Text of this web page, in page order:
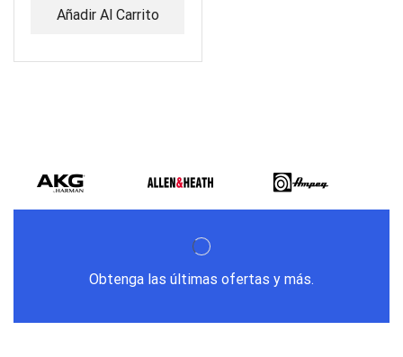
Añadir Al Carrito
Obtenga las últimas ofertas y más.